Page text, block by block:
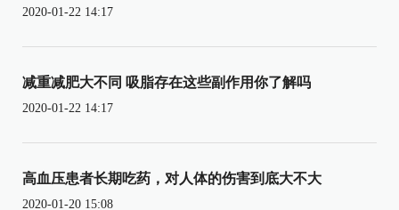
2020-01-22 14:17
减重减肥大不同 吸脂存在这些副作用你了解吗
2020-01-22 14:17
高血压患者长期吃药，对人体的伤害到底大不大
2020-01-20 15:08